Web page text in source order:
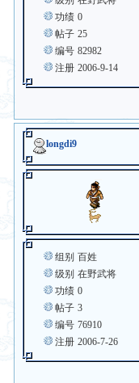
功绩 0
帖子 25
编号 82982
注册 2006-9-14
longdi9
组别 百姓
级别 在野武将
功绩 0
帖子 3
编号 76910
注册 2006-7-26